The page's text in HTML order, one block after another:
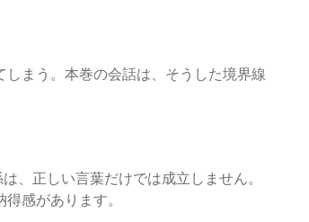
まう。本巻の会話は、そうした境界線
、正しい言葉だけでは成立しません。
感があります。